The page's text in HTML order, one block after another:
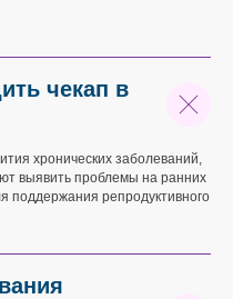
чекап в
хронических заболеваний,
выявить проблемы на ранних
поддержания репродуктивного